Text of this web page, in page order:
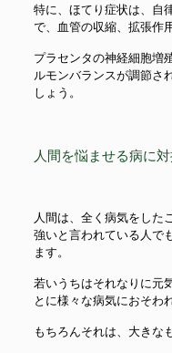
特に、ほてり症状は、自
で、血管の収縮、拡張作
プラセンタの神経細胞増
ルモンバランスが調節さ
しょう。
人間を悩ませる病に
人間は、全く病気をした
強いと言われている人で
ます。
若いうちはそれなりに元
とに様々な病気におそわ
もちろんそれは、大きな